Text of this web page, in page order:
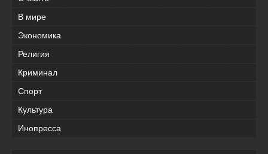
В мире
Экономика
Религия
Криминал
Спорт
Культура
Инопресса